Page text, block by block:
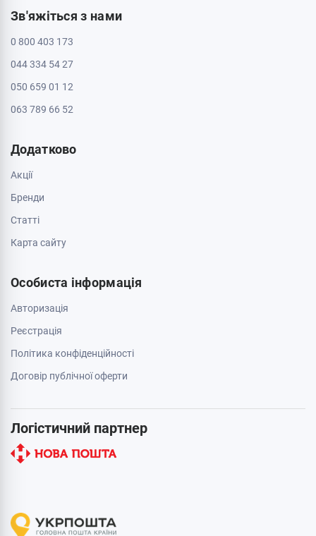
Зв'яжіться з нами
0 800 403 173
044 334 54 27
050 659 01 12
063 789 66 52
Додатково
Акції
Бренди
Cтатті
Карта сайту
Особиста інформація
Авторизація
Реєстрація
Політика конфіденційності
Договір публічної оферти
Логістичний партнер